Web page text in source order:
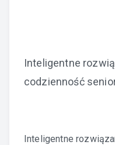
Inteligentne
codzienność
Inteligentne